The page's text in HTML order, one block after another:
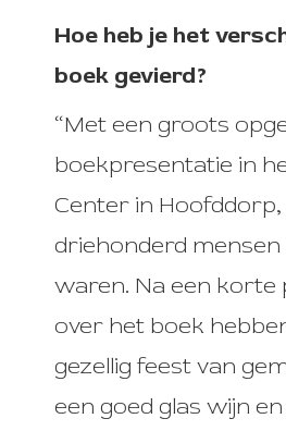
Hoe heb je het
boek gevierd?
“Met een groots
boekpresentatie in
Center in
driehonderd mensen
waren. Na een korte
over het boek
gezellig feest van
een goed glas wijn